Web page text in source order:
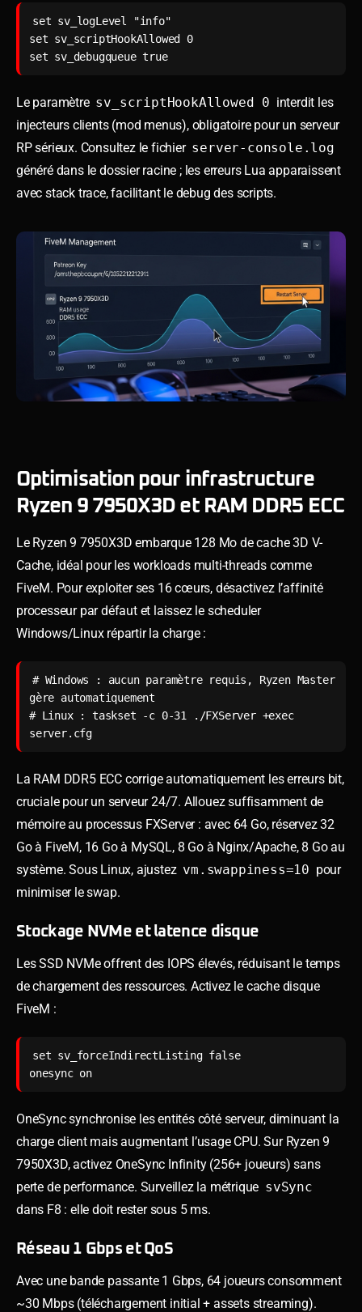
set sv_logLevel "info"
set sv_scriptHookAllowed 0
set sv_debugqueue true
Le paramètre sv_scriptHookAllowed 0 interdit les
injecteurs clients (mod menus), obligatoire pour un serveur
RP sérieux. Consultez le fichier server-console.log
généré dans le dossier racine ; les erreurs Lua apparaissent
avec stack trace, facilitant le debug des scripts.
Optimisation pour infrastructure
Ryzen 9 7950X3D et RAM DDR5 ECC
Le Ryzen 9 7950X3D embarque 128 Mo de cache 3D V-
Cache, idéal pour les workloads multi-threads comme
FiveM. Pour exploiter ses 16 cœurs, désactivez l’affinité
processeur par défaut et laissez le scheduler
Windows/Linux répartir la charge :
# Windows : aucun paramètre requis, Ryzen Master
gère automatiquement
# Linux : taskset -c 0-31 ./FXServer +exec
server.cfg
La RAM DDR5 ECC corrige automatiquement les erreurs bit,
cruciale pour un serveur 24/7. Allouez suffisamment de
mémoire au processus FXServer : avec 64 Go, réservez 32
Go à FiveM, 16 Go à MySQL, 8 Go à Nginx/Apache, 8 Go au
système. Sous Linux, ajustez vm.swappiness=10 pour
minimiser le swap.
Stockage NVMe et latence disque
Les SSD NVMe offrent des IOPS élevés, réduisant le temps
de chargement des ressources. Activez le cache disque
FiveM :
set sv_forceIndirectListing false
onesync on
OneSync synchronise les entités côté serveur, diminuant la
charge client mais augmentant l’usage CPU. Sur Ryzen 9
7950X3D, activez OneSync Infinity (256+ joueurs) sans
perte de performance. Surveillez la métrique svSync
dans F8 : elle doit rester sous 5 ms.
Réseau 1 Gbps et QoS
Avec une bande passante 1 Gbps, 64 joueurs consomment
~30 Mbps (téléchargement initial + assets streaming).